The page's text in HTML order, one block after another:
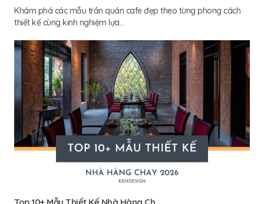
Khám phá các mẫu trần quán cafe đẹp theo từng phong cách
thiết kế cùng kinh nghiệm lựa...